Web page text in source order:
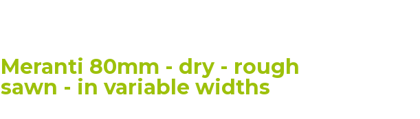
Meranti 80mm - dry - rough
sawn - in variable widths